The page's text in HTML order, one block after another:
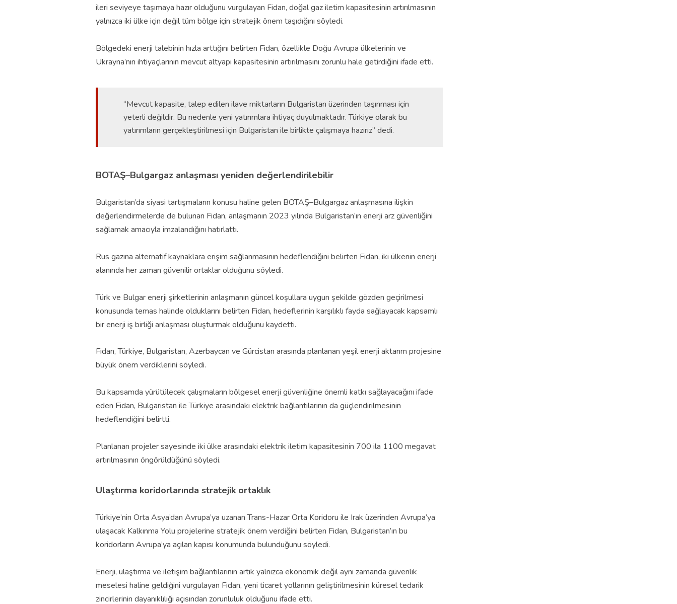
ileri seviyeye taşımaya hazır olduğunu vurgulayan Fidan, doğal gaz iletim kapasitesinin artırılmasının
yalnızca iki ülke için değil tüm bölge için stratejik önem taşıdığını söyledi.
Bölgedeki enerji talebinin hızla arttığını belirten Fidan, özellikle Doğu Avrupa ülkelerinin ve
Ukrayna’nın ihtiyaçlarının mevcut altyapı kapasitesinin artırılmasını zorunlu hale getirdiğini ifade etti.
“Mevcut kapasite, talep edilen ilave miktarların Bulgaristan üzerinden taşınması için
yeterli değildir. Bu nedenle yeni yatırımlara ihtiyaç duyulmaktadır. Türkiye olarak bu
yatırımların gerçekleştirilmesi için Bulgaristan ile birlikte çalışmaya hazırız” dedi.
BOTAŞ–Bulgargaz anlaşması yeniden değerlendirilebilir
Bulgaristan’da siyasi tartışmaların konusu haline gelen BOTAŞ–Bulgargaz anlaşmasına ilişkin
değerlendirmelerde de bulunan Fidan, anlaşmanın 2023 yılında Bulgaristan’ın enerji arz güvenliğini
sağlamak amacıyla imzalandığını hatırlattı.
Rus gazına alternatif kaynaklara erişim sağlanmasının hedeflendiğini belirten Fidan, iki ülkenin enerji
alanında her zaman güvenilir ortaklar olduğunu söyledi.
Türk ve Bulgar enerji şirketlerinin anlaşmanın güncel koşullara uygun şekilde gözden geçirilmesi
konusunda temas halinde olduklarını belirten Fidan, hedeflerinin karşılıklı fayda sağlayacak kapsamlı
bir enerji iş birliği anlaşması oluşturmak olduğunu kaydetti.
Fidan, Türkiye, Bulgaristan, Azerbaycan ve Gürcistan arasında planlanan yeşil enerji aktarım projesine
büyük önem verdiklerini söyledi.
Bu kapsamda yürütülecek çalışmaların bölgesel enerji güvenliğine önemli katkı sağlayacağını ifade
eden Fidan, Bulgaristan ile Türkiye arasındaki elektrik bağlantılarının da güçlendirilmesinin
hedeflendiğini belirtti.
Planlanan projeler sayesinde iki ülke arasındaki elektrik iletim kapasitesinin 700 ila 1100 megavat
artırılmasının öngörüldüğünü söyledi.
Ulaştırma koridorlarında stratejik ortaklık
Türkiye’nin Orta Asya’dan Avrupa’ya uzanan Trans-Hazar Orta Koridoru ile Irak üzerinden Avrupa’ya
ulaşacak Kalkınma Yolu projelerine stratejik önem verdiğini belirten Fidan, Bulgaristan’ın bu
koridorların Avrupa’ya açılan kapısı konumunda bulunduğunu söyledi.
Enerji, ulaştırma ve iletişim bağlantılarının artık yalnızca ekonomik değil aynı zamanda güvenlik
meselesi haline geldiğini vurgulayan Fidan, yeni ticaret yollarının geliştirilmesinin küresel tedarik
zincirlerinin dayanıklılığı açısından zorunluluk olduğunu ifade etti.